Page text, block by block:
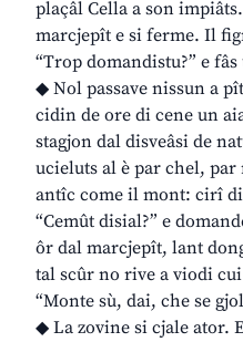
plaçâl Cella a son
marcjepît e si ferme. Il
“Trop domandistu?” e
◆ Nol passave nissun a
cidin de ore di cene un
stagjon dal disveâsi de
ucieluts al è par chel,
antîc come il mont: cirî
“Cemût disial?” e
ôr dal marcjepît, lant
tal scûr no rive a viodi
“Monte sù, dai, che se
◆ La zovine si cjale ator.